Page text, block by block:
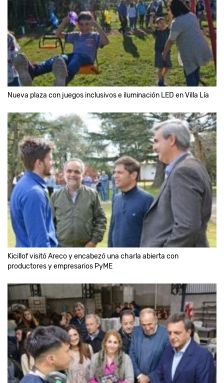
Nueva plaza con juegos inclusivos e iluminación LED en Villa Lía
Kicillof visitó Areco y encabezó una charla abierta con
productores y empresarios PyME